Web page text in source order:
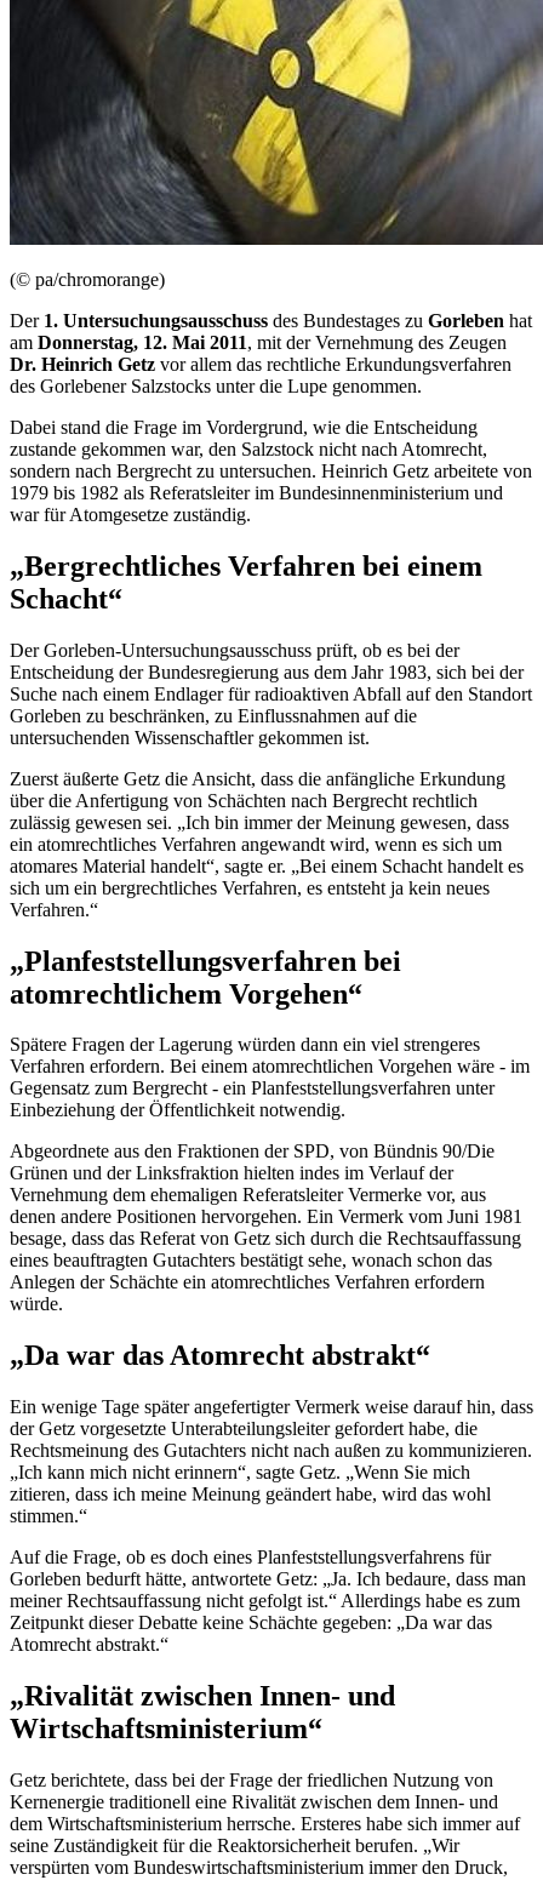
(© pa/chromorange)
Der 1. Untersuchungsausschuss des Bundestages zu Gorleben hat
am Donnerstag, 12. Mai 2011, mit der Vernehmung des Zeugen
Dr. Heinrich Getz vor allem das rechtliche Erkundungsverfahren
des Gorlebener Salzstocks unter die Lupe genommen.
Dabei stand die Frage im Vordergrund, wie die Entscheidung
zustande gekommen war, den Salzstock nicht nach Atomrecht,
sondern nach Bergrecht zu untersuchen. Heinrich Getz arbeitete von
1979 bis 1982 als Referatsleiter im Bundesinnenministerium und
war für Atomgesetze zuständig.
„Bergrechtliches Verfahren bei einem
Schacht“
Der Gorleben-Untersuchungsausschuss prüft, ob es bei der
Entscheidung der Bundesregierung aus dem Jahr 1983, sich bei der
Suche nach einem Endlager für radioaktiven Abfall auf den Standort
Gorleben zu beschränken, zu Einflussnahmen auf die
untersuchenden Wissenschaftler gekommen ist.
Zuerst äußerte Getz die Ansicht, dass die anfängliche Erkundung
über die Anfertigung von Schächten nach Bergrecht rechtlich
zulässig gewesen sei. „Ich bin immer der Meinung gewesen, dass
ein atomrechtliches Verfahren angewandt wird, wenn es sich um
atomares Material handelt“, sagte er. „Bei einem Schacht handelt es
sich um ein bergrechtliches Verfahren, es entsteht ja kein neues
Verfahren.“
„Planfeststellungsverfahren bei
atomrechtlichem Vorgehen“
Spätere Fragen der Lagerung würden dann ein viel strengeres
Verfahren erfordern. Bei einem atomrechtlichen Vorgehen wäre - im
Gegensatz zum Bergrecht - ein Planfeststellungsverfahren unter
Einbeziehung der Öffentlichkeit notwendig.
Abgeordnete aus den Fraktionen der SPD, von Bündnis 90/Die
Grünen und der Linksfraktion hielten indes im Verlauf der
Vernehmung dem ehemaligen Referatsleiter Vermerke vor, aus
denen andere Positionen hervorgehen. Ein Vermerk vom Juni 1981
besage, dass das Referat von Getz sich durch die Rechtsauffassung
eines beauftragten Gutachters bestätigt sehe, wonach schon das
Anlegen der Schächte ein atomrechtliches Verfahren erfordern
würde.
„Da war das Atomrecht abstrakt“
Ein wenige Tage später angefertigter Vermerk weise darauf hin, dass
der Getz vorgesetzte Unterabteilungsleiter gefordert habe, die
Rechtsmeinung des Gutachters nicht nach außen zu kommunizieren.
„Ich kann mich nicht erinnern“, sagte Getz. „Wenn Sie mich
zitieren, dass ich meine Meinung geändert habe, wird das wohl
stimmen.“
Auf die Frage, ob es doch eines Planfeststellungsverfahrens für
Gorleben bedurft hätte, antwortete Getz: „Ja. Ich bedaure, dass man
meiner Rechtsauffassung nicht gefolgt ist.“ Allerdings habe es zum
Zeitpunkt dieser Debatte keine Schächte gegeben: „Da war das
Atomrecht abstrakt.“
„Rivalität zwischen Innen- und
Wirtschaftsministerium“
Getz berichtete, dass bei der Frage der friedlichen Nutzung von
Kernenergie traditionell eine Rivalität zwischen dem Innen- und
dem Wirtschaftsministerium herrsche. Ersteres habe sich immer auf
seine Zuständigkeit für die Reaktorsicherheit berufen. „Wir
verspürten vom Bundeswirtschaftsministerium immer den Druck,